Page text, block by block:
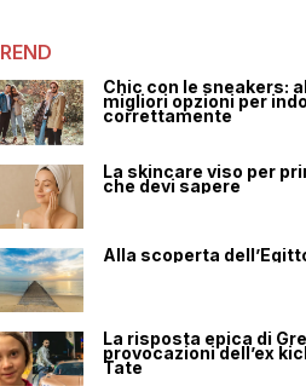
Chic con le sneakers:
migliori opzioni per
correttamente
La skincare viso per
che devi sapere
Alla scoperta
La risposta epica di
provocazioni dell’ex
Tate